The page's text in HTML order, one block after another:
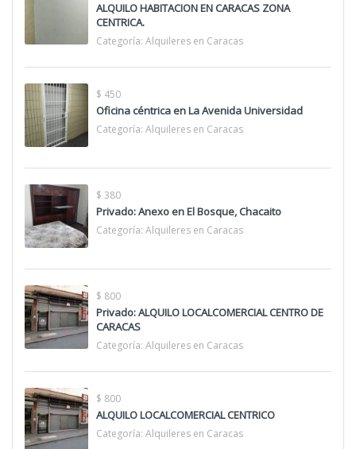
ALQUILO HABITACION EN CARACAS ZONA
CENTRICA.
Categoría: Alquileres en Caracas
$ 450
Oficina céntrica en La Avenida Universidad
Categoría: Alquileres en Caracas
$ 380
Privado: Anexo en El Bosque, Chacaito
Categoría: Alquileres en Caracas
$ 800
Privado: ALQUILO LOCALCOMERCIAL CENTRO DE
CARACAS
Categoría: Alquileres en Caracas
$ 800
ALQUILO LOCALCOMERCIAL CENTRICO
Categoría: Alquileres en Caracas